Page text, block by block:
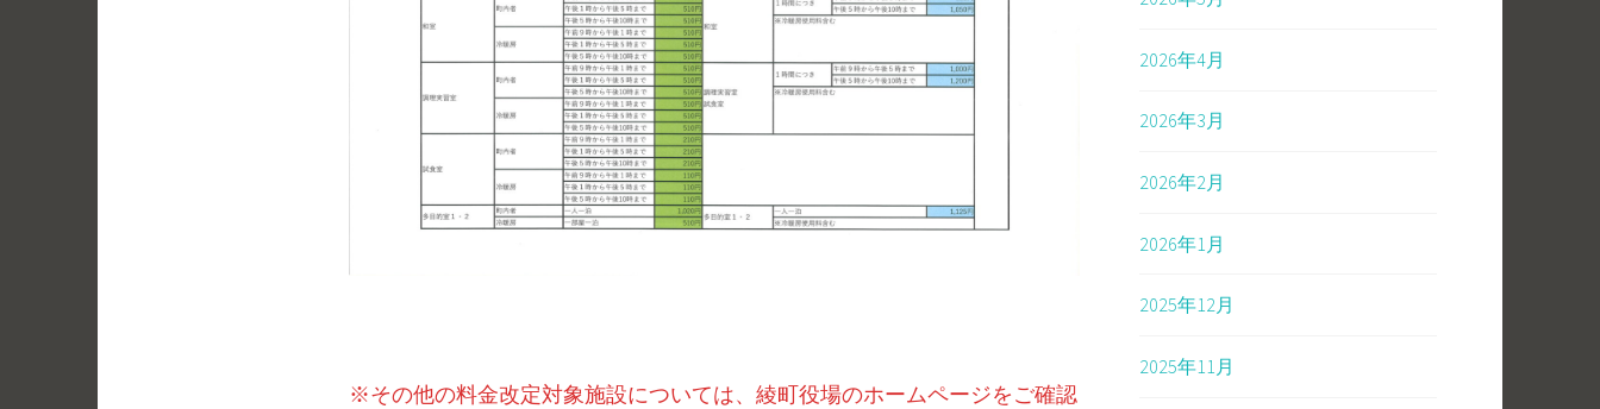
※その他の料金改定対象施設については、綾町役場のホームページをご確認
2026年4月
2026年3月
2026年2月
2026年1月
2025年12月
2025年11月